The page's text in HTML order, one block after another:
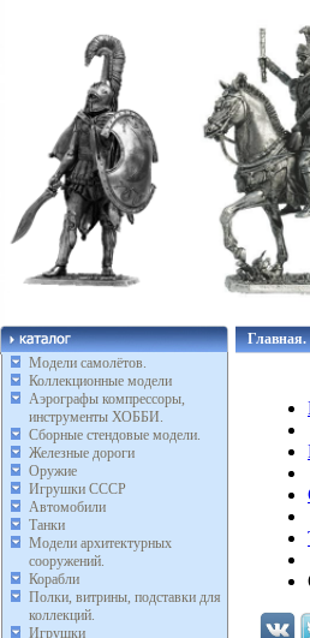
Модели самолётов.
Коллекционные модели
Аэрографы компрессоры,
инструменты ХОББИ.
Сборные стендовые модели.
Железные дороги
Оружие
Игрушки СССР
Автомобили
Танки
Модели архитектурных
сооружений.
Корабли
Полки, витрины, подставки для
коллекций.
Игрушки
Главная.